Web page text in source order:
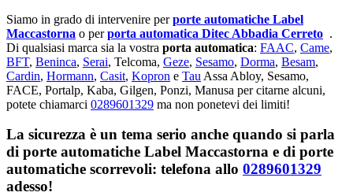
Siamo in grado di intervenire perporte automatiche Label
Maccastorna o perporta automatica Ditec Abbadia Cerreto .
Di qualsiasi marca sia la vostra porta automatica: FAAC, Came,
BFT, Beninca, Serai, Telcoma, Geze, Sesamo, Dorma, Besam,
Cardin, Hormann, Casit, Kopron e Tau Assa Abloy, Sesamo,
FACE, Portalp, Kaba, Gilgen, Ponzi, Manusa per citarne alcuni,
potete chiamarci 0289601329 ma non ponetevi dei limiti!
La sicurezza è un tema serio anche quando si parla
di porte automatiche Label Maccastorna e di porte
automatiche scorrevoli: telefona allo 0289601329
adesso!